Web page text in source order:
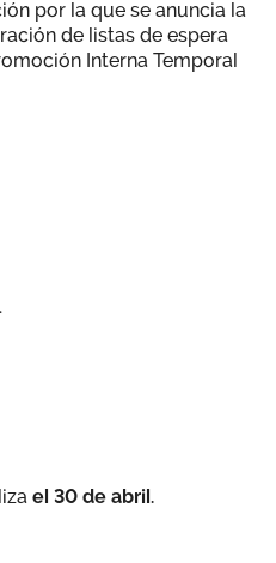
por la que se anuncia la
de listas de espera
Interna Temporal
.
el 30 de abril.